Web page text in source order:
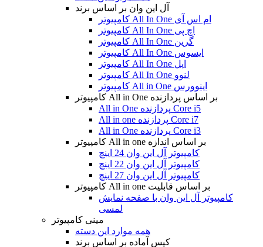
آل این وان بر اساس برند
کامپیوتر All In One ام اس آی
کامپیوتر All In One اچ پی
کامپیوتر All In One گرین
کامپیوتر All In One ایسوس
کامپیوتر All In One اپل
کامپیوتر All In One لنوو
کامپیوتر All in One اینوورس
کامپیوتر All in One بر اساس پردازنده
All in One پردازنده Core i5
All in one پردازنده Core i7
All in One پردازنده Core i3
کامپیوتر All in one بر اساس اندازه
کامپیوتر آل این وان 24 اینچ
کامپیوتر آل این وان 22 اینچ
کامپیوتر آل این وان 27 اینچ
کامپیوتر All in one بر اساس قابلیت
کامپیوتر آل این وان با صفحه نمایش
لمسی
مینی کامپیوتر
همه موارد این دسته
کیس آماده بر اساس برند